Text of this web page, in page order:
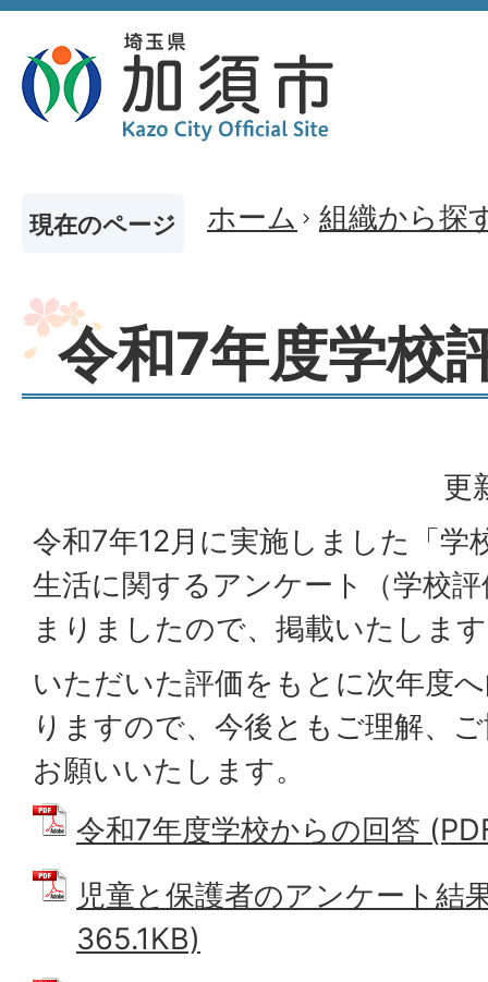
現在のページ ホーム 組織から探
令和7年度学校
更
令和7年12月に実施しました「学
生活に関するアンケート（学校
まりましたので、掲載いたしま
いただいた評価をもとに次年度
りますので、今後ともご理解、
お願いいたします。
令和7年度学校からの回答
児童と保護者のアンケート結
365.1KB)